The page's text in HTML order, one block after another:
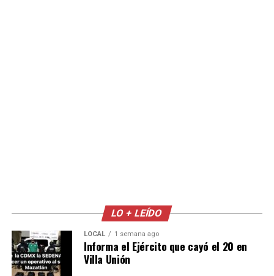
LO + LEÍDO
LOCAL 1 semana ago
Informa el Ejército que cayó el 20 en
Villa Unión